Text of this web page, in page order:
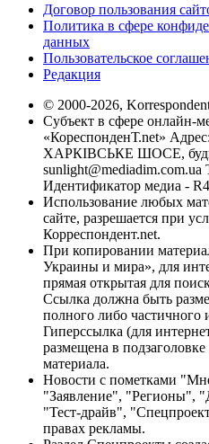
Договор пользования
Политика в сфере
данных
Пользовательское
Редакция
© 2000-2026,
Субъект в сфере онлайн-
«КореспонденТ.net»
ХАРКІВСЬКЕ ШОСЕ,
sunlight@mediadim.com.ua
Идентификатор медиа -
Использование любых
сайте, разрешается при
Корреспондент.net.
При копировании
Украины и мира», для
прямая открытая для
Ссылка должна быть
полного либо частичного
Гиперссылка (для
размещена в
материала.
Новости с пометками
"Заявление", "Регионы",
"Тест-драйв",
правах рекламы.